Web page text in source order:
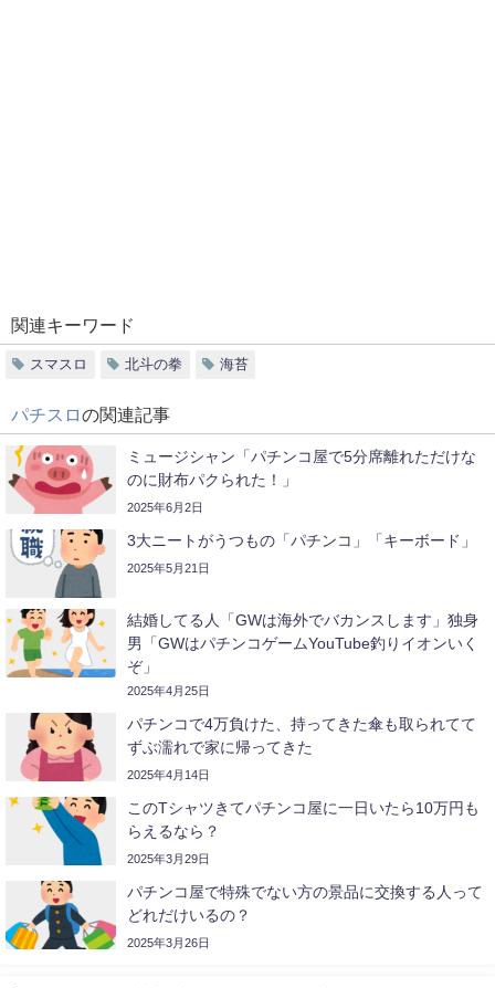
関連キーワード
スマスロ 北斗の拳 海苔
パチスロの関連記事
ミュージシャン「パチンコ屋で5分席離れただけな
のに財布パクられた！」
2025年6月2日
3大ニートがうつもの「パチンコ」「キーボード」
2025年5月21日
結婚してる人「GWは海外でバカンスします」独身
男「GWはパチンコゲームYouTube釣りイオンいく
ぞ」
2025年4月25日
パチンコで4万負けた、持ってきた傘も取られてて
ずぶ濡れで家に帰ってきた
2025年4月14日
このTシャツきてパチンコ屋に一日いたら10万円も
らえるなら？
2025年3月29日
パチンコ屋で特殊でない方の景品に交換する人って
どれだけいるの？
2025年3月26日